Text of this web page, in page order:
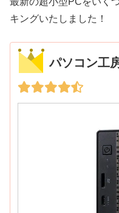
キングいたしました！
パソコン工